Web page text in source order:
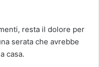
resta il dolore per
serata che avrebbe
casa.